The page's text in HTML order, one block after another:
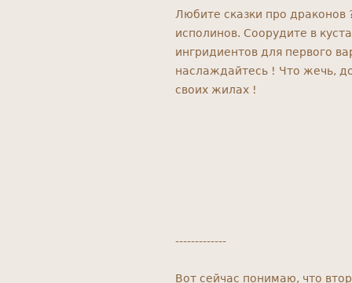
Любите сказки про драконов
исполинов. Соорудите в
ингридиентов для первого
наслаждайтесь ! Что жечь,
своих жилах !
-------------
Вот сейчас понимаю, что